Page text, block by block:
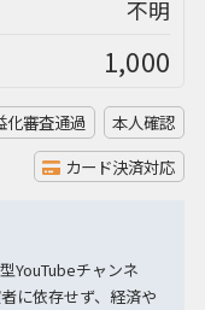
不明
1,000
化審査通過
本人確認
カード決済対応
YouTubeチャンネ
に依存せず、経済や